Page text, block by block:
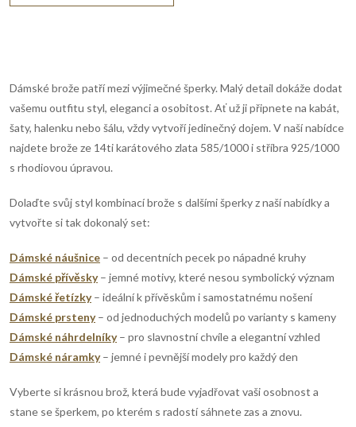
v
l
á
a
c
í
p
r
k
Dámské brože patří mezi výjimečné šperky. Malý detail dokáže dodat
vašemu outfitu styl, eleganci a osobitost. Ať už ji připnete na kabát,
šaty, halenku nebo šálu, vždy vytvoří jedinečný dojem. V naší nabídce
najdete brože ze 14ti karátového zlata 585/1000 i stříbra 925/1000
s rhodiovou úpravou.
Dolaďte svůj styl kombinací brože s dalšími šperky z naší nabídky a
vytvořte si tak dokonalý set:
Dámské náušnice – od decentních pecek po nápadné kruhy
Dámské přívěsky– jemné motivy, které nesou symbolický význam
Dámské řetízky– ideální k přívěskům i samostatnému nošení
Dámské prsteny– od jednoduchých modelů po varianty s kameny
Dámské náhrdelníky– pro slavnostní chvíle a elegantní vzhled
Dámské náramky– jemné i pevnější modely pro každý den
Vyberte si krásnou brož, která bude vyjadřovat vaši osobnost a
stane se šperkem, po kterém s radostí sáhnete zas a znovu.